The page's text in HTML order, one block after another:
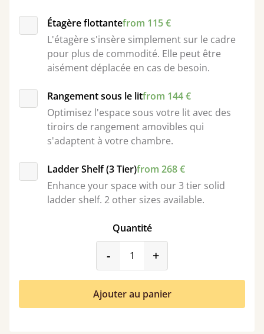
Étagère flottantefrom 115 €
L'étagère s'insère simplement sur le cadre
pour plus de commodité. Elle peut être
aisément déplacée en cas de besoin.
Rangement sous le litfrom 144 €
Optimisez l'espace sous votre lit avec des
tiroirs de rangement amovibles qui
s'adaptent à votre chambre.
Ladder Shelf (3 Tier)from 268 €
Enhance your space with our 3 tier solid
ladder shelf. 2 other sizes available.
Quantité
-product_form.decrease
+
Ajouter au panier